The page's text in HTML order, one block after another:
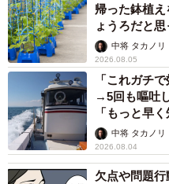
帰った鉢植
ょうろだと
な水やりとは
中将 タカノリ
2026.08.05
「これガチ
→5回も嘔
「もっと早
らしい」
中将 タカノリ
2026.08.04
欠点や問題